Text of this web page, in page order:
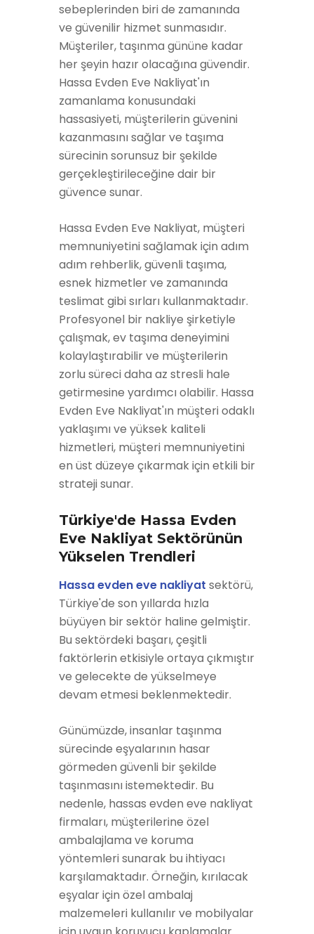
sebeplerinden biri de zamanında
ve güvenilir hizmet sunmasıdır.
Müşteriler, taşınma gününe kadar
her şeyin hazır olacağına güvendir.
Hassa Evden Eve Nakliyat'ın
zamanlama konusundaki
hassasiyeti, müşterilerin güvenini
kazanmasını sağlar ve taşıma
sürecinin sorunsuz bir şekilde
gerçekleştirileceğine dair bir
güvence sunar.
Hassa Evden Eve Nakliyat, müşteri
memnuniyetini sağlamak için adım
adım rehberlik, güvenli taşıma,
esnek hizmetler ve zamanında
teslimat gibi sırları kullanmaktadır.
Profesyonel bir nakliye şirketiyle
çalışmak, ev taşıma deneyimini
kolaylaştırabilir ve müşterilerin
zorlu süreci daha az stresli hale
getirmesine yardımcı olabilir. Hassa
Evden Eve Nakliyat'ın müşteri odaklı
yaklaşımı ve yüksek kaliteli
hizmetleri, müşteri memnuniyetini
en üst düzeye çıkarmak için etkili bir
strateji sunar.
Türkiye'de Hassa Evden
Eve Nakliyat Sektörünün
Yükselen Trendleri
Hassa evden eve nakliyat sektörü,
Türkiye'de son yıllarda hızla
büyüyen bir sektör haline gelmiştir.
Bu sektördeki başarı, çeşitli
faktörlerin etkisiyle ortaya çıkmıştır
ve gelecekte de yükselmeye
devam etmesi beklenmektedir.
Günümüzde, insanlar taşınma
sürecinde eşyalarının hasar
görmeden güvenli bir şekilde
taşınmasını istemektedir. Bu
nedenle, hassas evden eve nakliyat
firmaları, müşterilerine özel
ambalajlama ve koruma
yöntemleri sunarak bu ihtiyacı
karşılamaktadır. Örneğin, kırılacak
eşyalar için özel ambalaj
malzemeleri kullanılır ve mobilyalar